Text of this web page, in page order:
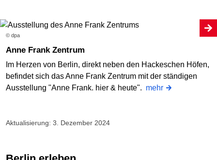
© dpa
Anne Frank Zentrum
Im Herzen von Berlin, direkt neben den Hackeschen Höfen,
befindet sich das Anne Frank Zentrum mit der ständigen
Ausstellung "Anne Frank. hier & heute". mehr
Aktualisierung: 3. Dezember 2024